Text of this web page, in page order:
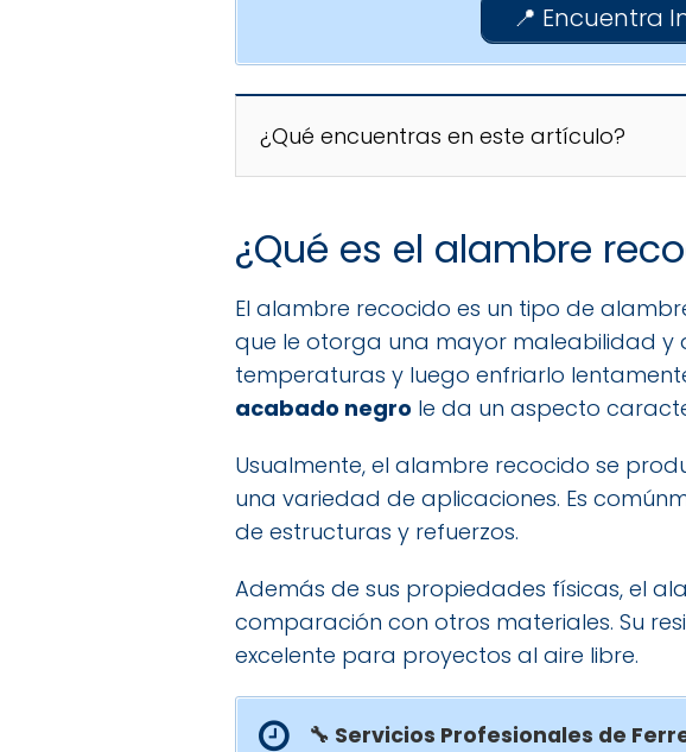
📍 Encuentra
¿Qué encuentras en este artículo?
¿Qué es el alambre
El alambre recocido es un tipo de
que le otorga una mayor maleabilidad y
temperaturas y luego enfriarlo
acabado negro le da un aspecto
Usualmente, el alambre recocido se
una variedad de aplicaciones. Es
de estructuras y refuerzos.
Además de sus propiedades físicas, el
comparación con otros materiales. Su
excelente para proyectos al aire libre.
🔧 Servicios Profesionales de